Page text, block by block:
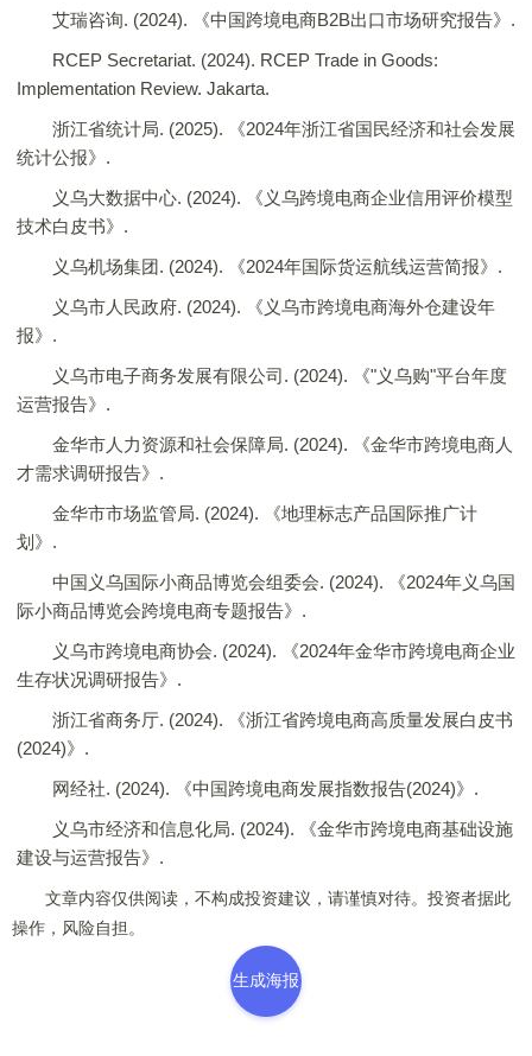
艾瑞咨询. (2024). 《中国跨境电商B2B出口市场研究报告》.
RCEP Secretariat. (2024). RCEP Trade in Goods:
Implementation Review. Jakarta.
浙江省统计局. (2025). 《2024年浙江省国民经济和社会发展
统计公报》.
义乌大数据中心. (2024). 《义乌跨境电商企业信用评价模型
技术白皮书》.
义乌机场集团. (2024). 《2024年国际货运航线运营简报》.
义乌市人民政府. (2024). 《义乌市跨境电商海外仓建设年
报》.
义乌市电子商务发展有限公司. (2024). 《"义乌购"平台年度
运营报告》.
金华市人力资源和社会保障局. (2024). 《金华市跨境电商人
才需求调研报告》.
金华市市场监管局. (2024). 《地理标志产品国际推广计
划》.
中国义乌国际小商品博览会组委会. (2024). 《2024年义乌国
际小商品博览会跨境电商专题报告》.
义乌市跨境电商协会. (2024). 《2024年金华市跨境电商企业
生存状况调研报告》.
浙江省商务厅. (2024). 《浙江省跨境电商高质量发展白皮书
(2024)》.
网经社. (2024). 《中国跨境电商发展指数报告(2024)》.
义乌市经济和信息化局. (2024). 《金华市跨境电商基础设施
建设与运营报告》.
文章内容仅供阅读，不构成投资建议，请谨慎对待。投资者据此
操作，风险自担。
生成海报